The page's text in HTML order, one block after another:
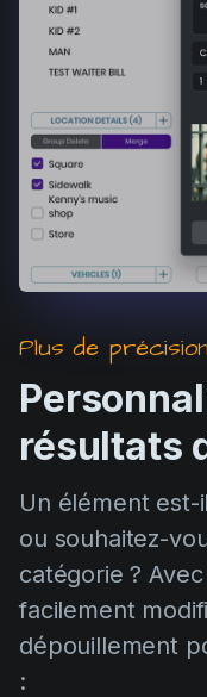
Plus de précision
résultats
Un élément
ou souhaitez-
catégorie ?
facilement
dépouillement
: